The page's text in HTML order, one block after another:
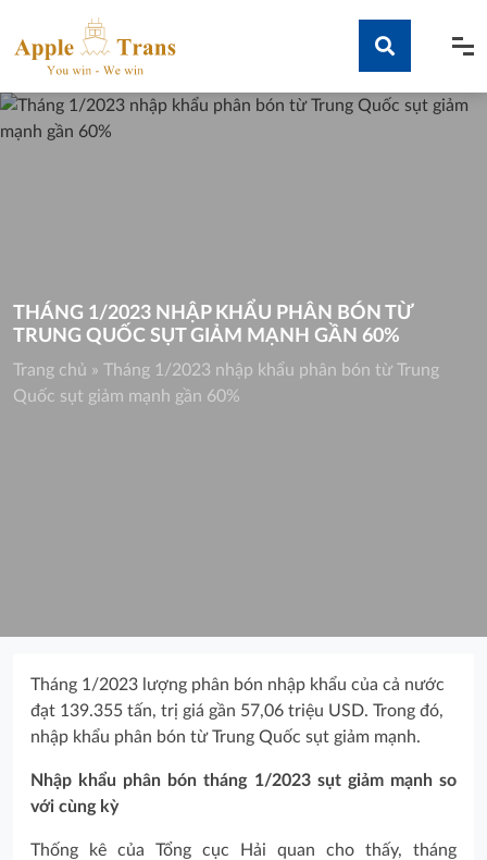
content
Tìm kiếm
THÁNG 1/2023 NHẬP KHẨU PHÂN BÓN TỪ
TRUNG QUỐC SỤT GIẢM MẠNH GẦN 60%
Trang chủ » Tháng 1/2023 nhập khẩu phân bón từ Trung
Quốc sụt giảm mạnh gần 60%
Tháng 1/2023 lượng phân bón nhập khẩu của cả nước
đạt 139.355 tấn, trị giá gần 57,06 triệu USD. Trong đó,
nhập khẩu phân bón từ Trung Quốc sụt giảm mạnh.
Nhập khẩu phân bón tháng 1/2023 sụt giảm mạnh so
với cùng kỳ
Thống kê của Tổng cục Hải quan cho thấy, tháng